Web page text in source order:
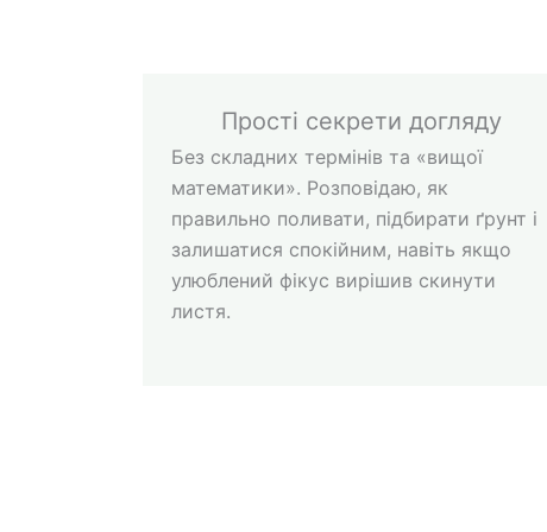
Прості секрети догляду
Без складних термінів та «вищої
математики». Розповідаю, як
правильно поливати, підбирати ґрунт і
залишатися спокійним, навіть якщо
улюблений фікус вирішив скинути
листя.